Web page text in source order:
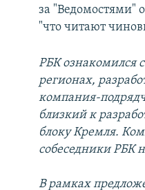
за "Ведомостями"
"что читают
РБК ознакомился
регионах,
компания-
близкий к
блоку Кремля.
собеседники РБК
В рамках